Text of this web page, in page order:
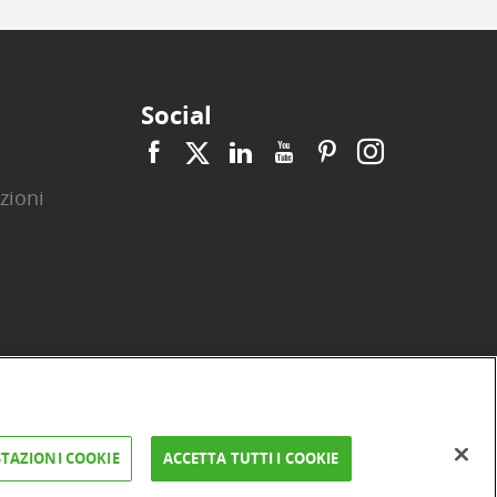
Social
| | | | |
FAQ e Sicurezza
COOKIE ACCETTA TUTTI I COOKIE